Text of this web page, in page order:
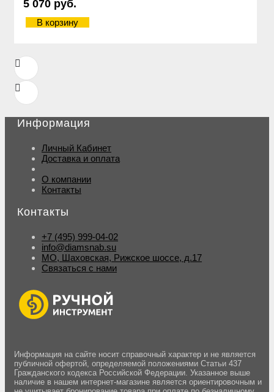
5 070 руб.
В корзину
Информация
Личный Кабинет
Доставка и оплата
О компании
Контакты
Контакты
+7 (495) 999-04-02
info@diamsnab.su
МО, Шаховская, Рижское шоссе, д.17
Связаться с нами
Информация на сайте носит справочный характер и не является
публичной офертой, определяемой положениями Статьи 437
Гражданского кодекса Российской Федерации. Указанное выше
наличие в нашем интернет-магазине является ориентировочным и